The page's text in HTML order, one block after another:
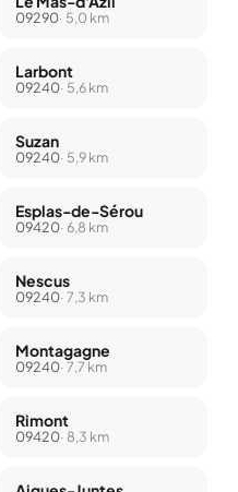
09290· 5,0 km
Larbont
09240· 5,6 km
Suzan
09240· 5,9 km
Esplas-de-Sérou
09420· 6,8 km
Nescus
09240· 7,3 km
Montagagne
09240· 7,7 km
Rimont
09420· 8,3 km